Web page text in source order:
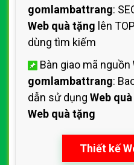
gomlambattrang:
Web quà tặng lên
dùng tìm kiếm
Bàn giao mã nguồn
gomlambattrang:
dẫn sử dụng Web
Web quà tặng
Thiết kế